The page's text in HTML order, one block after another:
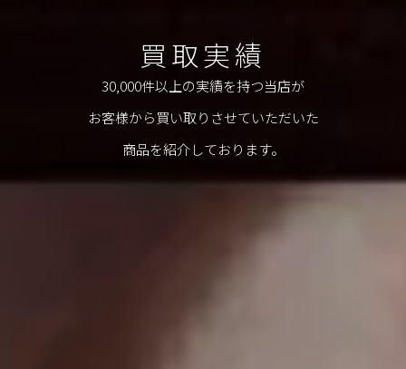
買取実績
30,000件以上の実績を持つ当店が
お客様から買い取りさせていただいた
商品を紹介しております。